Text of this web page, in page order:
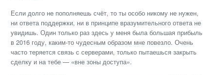
Если долго не пополняешь счёт, то ты особо никому не нужен,
ни ответа поддержки, ни в принципе вразумительного ответа не
увидишь. Один только раз здесь у меня была большая прибыль
в 2016 году, каким-то чудесным образом мне повезло. Очень
часто теряется связь с серверами, только пытаешься закрыть
сделку и на тебе — «вне зоны доступа».